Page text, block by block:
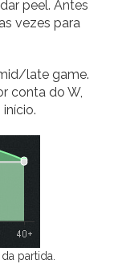
peel. Antes
vezes para
late game.
conta do W,
partida.